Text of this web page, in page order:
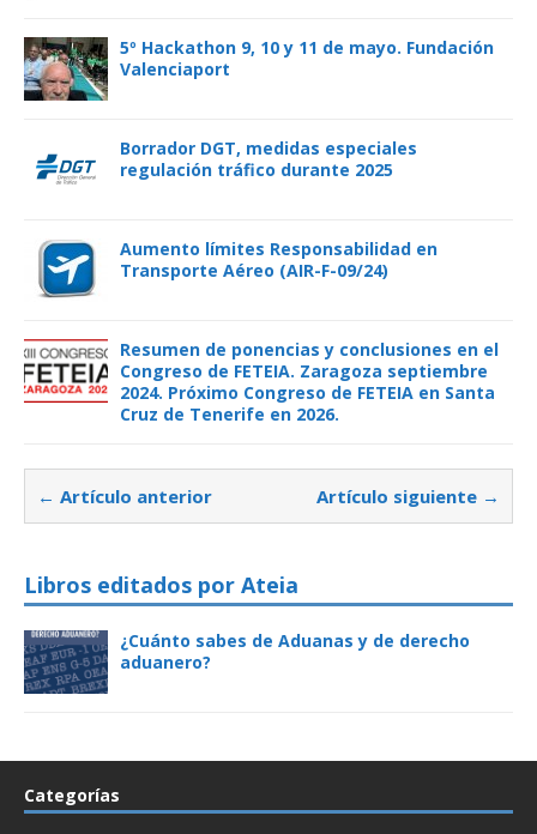
5º Hackathon 9, 10 y 11 de mayo. Fundación
Valenciaport
Borrador DGT, medidas especiales
regulación tráfico durante 2025
Aumento límites Responsabilidad en
Transporte Aéreo (AIR-F-09/24)
Resumen de ponencias y conclusiones en el
Congreso de FETEIA. Zaragoza septiembre
2024. Próximo Congreso de FETEIA en Santa
Cruz de Tenerife en 2026.
← Artículo anterior Artículo siguiente →
Libros editados por Ateia
¿Cuánto sabes de Aduanas y de derecho
aduanero?
Categorías